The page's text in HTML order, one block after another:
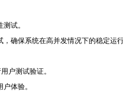
试。
确保系统在高并发情况下的稳定运
户测试验证。
体验。